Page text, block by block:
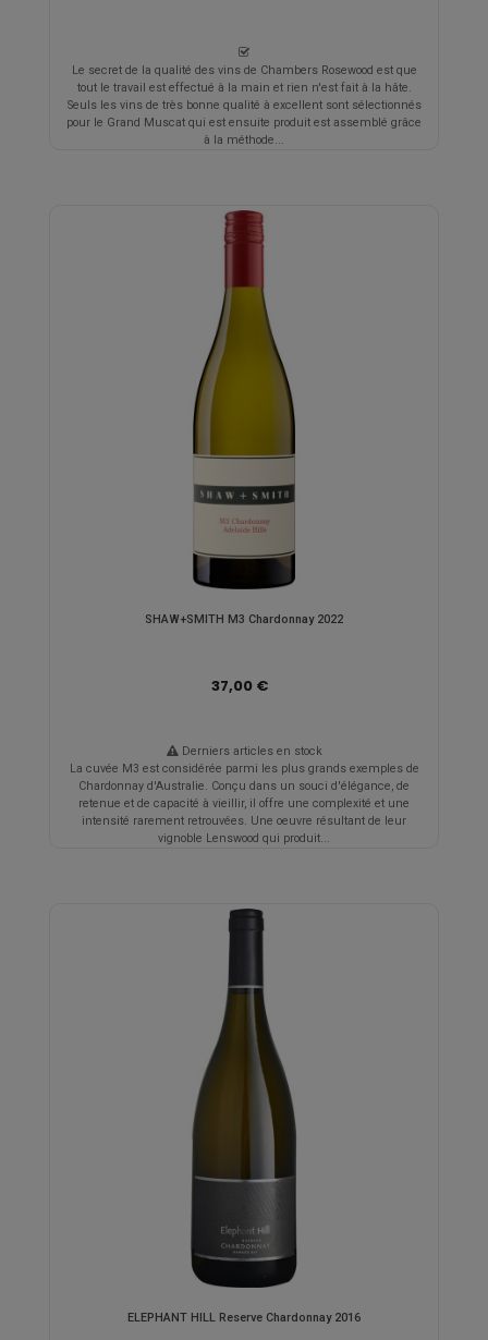
Le secret de la qualité des vins de Chambers Rosewood est que
tout le travail est effectué à la main et rien n'est fait à la hâte.
Seuls les vins de très bonne qualité à excellent sont sélectionnés
pour le Grand Muscat qui est ensuite produit est assemblé grâce
à la méthode...
SHAW+SMITH M3 Chardonnay 2022
37,00 €
Derniers articles en stock
La cuvée M3 est considérée parmi les plus grands exemples de
Chardonnay d'Australie. Conçu dans un souci d'élégance, de
retenue et de capacité à vieillir, il offre une complexité et une
intensité rarement retrouvées. Une oeuvre résultant de leur
vignoble Lenswood qui produit...
ELEPHANT HILL Reserve Chardonnay 2016